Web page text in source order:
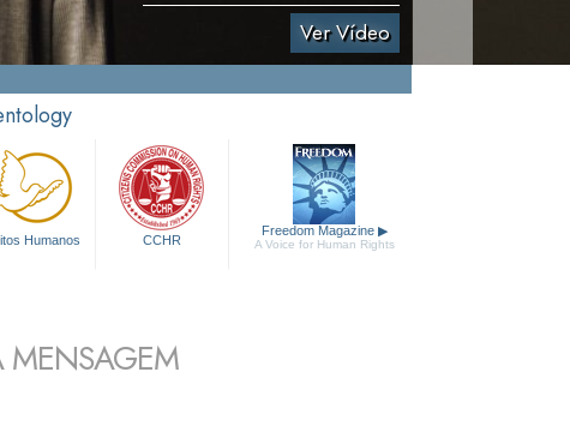
Ver Vídeo
Humanos CCHR
Freedom Magazine ▶
A Voice for Human Rights
MENSAGEM